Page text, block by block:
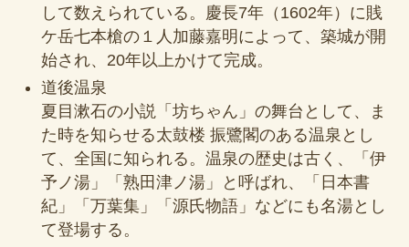
して数えられている。慶長7年（1602年）に賎
ケ岳七本槍の１人加藤嘉明によって、築城が開
始され、20年以上かけて完成。
道後温泉
夏目漱石の小説「坊ちゃん」の舞台として、ま
た時を知らせる太鼓楼 振鷺閣のある温泉とし
て、全国に知られる。温泉の歴史は古く、「伊
予ノ湯」「熟田津ノ湯」と呼ばれ、「日本書
紀」「万葉集」「源氏物語」などにも名湯とし
て登場する。